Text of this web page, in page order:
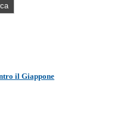
il Giappone